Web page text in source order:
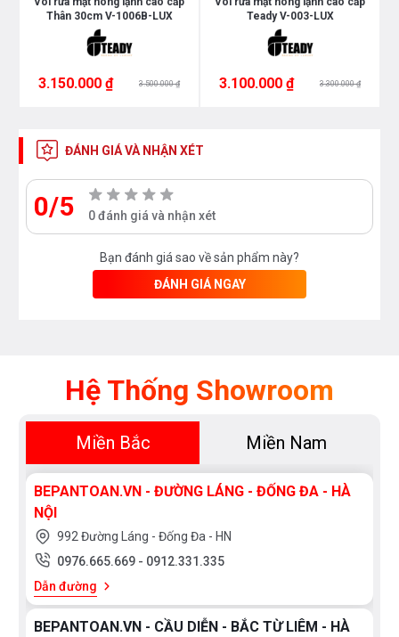
Bạn quan tâm tới những sản phẩm vòi rửa mặt
cũng như các sản thiết bị phòng tắm và thiết
bị nhà bếp vui long liên hệ với chúng tôi theo
hotline 0976665669 - 0912331335 hoặc trực
chúng tôi
Thân 30cm V-1006B-LUX
3.150.000 ₫ 3.500.000 ₫
Teady V-003-LUX
3.100.000 ₫ 3.300.000 ₫
ĐÁNH GIÁ VÀ NHẬN XÉT
0/5 0 đánh giá và nhận xét
Bạn đánh giá sao về sản phẩm này?
ĐÁNH GIÁ NGAY
Hệ Thống Showroom
Miền Bắc Miền Nam
BEPANTOAN.VN - ĐƯỜNG LÁNG - ĐỐNG ĐA - HÀ
NỘI
992 Đường Láng - Đống Đa - HN
0976.665.669 - 0912.331.335
Dẫn đường
BEPANTOAN.VN - CẦU DIỄN - BẮC TỪ LIÊM - HÀ